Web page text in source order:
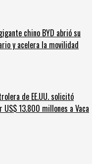
chino BYD abrió su
y acelera la movilidad
de EE.UU. solicitó
13.800 millones a Vaca